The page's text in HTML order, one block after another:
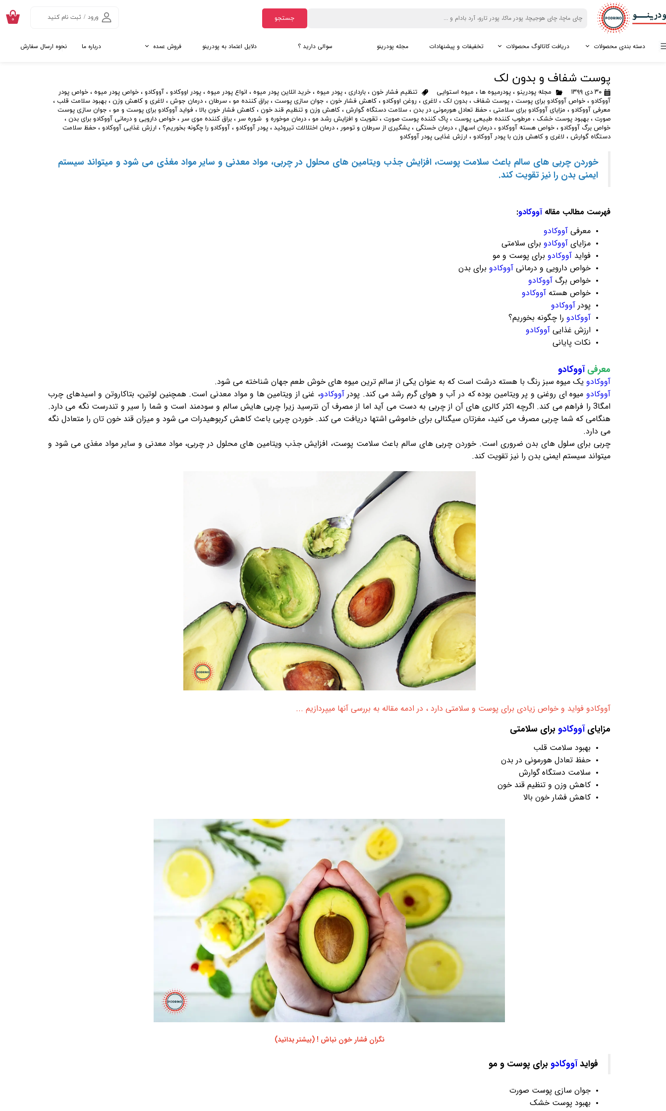
جستجو ورود / ثبت نام کنید
تغییر گذر واژه
خروج از حساب
کاربری
۰
دسته بندی محصولات
درجه امپریال
درجه تشریفاتی
درجه نرمال
شیر آجیل
پودر شیر بادام
پودر شیر پسته
پودر شیر فندق
آرد نارگیل
آرد تخم آفتابگردان
سایر آرد ها
شیرین کننده رژیمی
اریتریتول
زایلیتول
جینسینگ قرمز کره ای
پودر قارچ گانودرما
میوه خشک
بلوبری خشک
کرنبری خشک
پودر آکای بری
کلاژن دریایی ( پپتید ماهی)
پودرهای میوه داخلی
سایر پودر های میوه
پودر میوه های استوایی
پودر آووکادو
پودر پاپایا
نمک صورتی هیمالیا
دریافت کاتالوگ محصولات
دانلود کاتالوگ بری ها
دانلود کاتالوگ اسپیرولینا
دانلود کاتالوگ دانه ها
دانلود کاتالوگ شیرین کننده ها دانلود کاتالوگ نمک ها
تخفیفات و پیشنهادات مجله پودرینو سوالی دارید ؟ دلایل اعتماد به پودرینو فروش عمده
فروش کافه ها
درباره ما نحوه ارسال سفارش
پوست شفاف و بدون لک
۳۰ دی ۱۳۹۹ مجله پودرینو ، پودرمیوه ها ، میوه استوایی تنظیم فشار خون ، بارداری ، پودر میوه ، خرید انلاین پودر میوه ، انواع پودر میوه ، پودر اووکادو ، آووکادو ، خواص پودر میوه ، خواص پودر
آووکادو ، خواص آووکادو برای پوست ، پوست شفاف ، بدون لک ، لاغری ، روغن اووکادو ، کاهش فشار خون ، جوان سازی پوست ، براق کننده مو ، سرطان ، درمان جوش ، لاغری و کاهش وزن ، بهبود سلامت قلب ،
معرفی آووکادو ، مزایای آووکادو برای سلامتی ، حفظ تعادل هورمونی در بدن ، سلامت دستگاه گوارش ، کاهش وزن و تنظیم قند خون ، کاهش فشار خون بالا ، فواید آووکادو برای پوست و مو ، جوان سازی پوست
صورت ، بهبود پوست خشک ، مرطوب کننده طبیعی پوست ، پاک کننده پوست صورت ، تقویت و افزایش رشد مو ، درمان موخوره و شوره سر ، براق کننده موی سر ، خواص دارویی و درمانی آووکادو برای بدن ،
خواص برگ آووکادو ، خواص هسته آووکادو ، درمان اسهال ، درمان خستگی ، یشگیری از سرطان و تومور ، درمان اختلالات تیروئید ، پودر آووکادو ، آووکادو را چگونه بخوریم؟ ، ارزش غذایی آووکادو ، حفظ سلامت
دستگاه گوارش ، لاغری و کاهش وزن با پودر آووکادو ، ارزش غذایی پودر آووکادو
خوردن چربی های سالم باعث سلامت پوست، افزایش جذب ویتامین های محلول در چربی، مواد معدنی و سایر مواد مغذی می شود و میتواند سیستم
ایمنی بدن را نیز تقویت کند.
فهرست مطالب مقالهآووکادو:
معرفی آووکادو
مزایای آووکادو برای سلامتی
فواید آووکادو برای پوست و مو
خواص دارویی و درمانی آووکادو برای بدن
خواص برگ آووکادو
خواص هسته آووکادو
پودر آووکادو
آووکادو را چگونه بخوریم؟
ارزش غذایی آووکادو
نکات پایانی
معرفیآووکادو
آووکادو یک میوه سبز رنگ با هسته درشت است که به عنوان یکی از سالم ترین میوه های خوش طعم جهان شناخته می شود.
آووکادو میوه ای روغنی و پر ویتامین بوده که در آب و هوای گرم رشد می کند. پودرآووکادو، غنی از ویتامین ها و مواد معدنی است. همچنین لوتین، بتاکاروتن و اسیدهای چرب
امگا3 را فراهم می کند. اگرچه اکثر کالری های آن از چربی به دست می آید اما از مصرف آن نترسید زیرا چربی هایش سالم و سودمند است و شما را سیر و تندرست نگه می دارد.
هنگامی که شما چربی مصرف می کنید، مغزتان سیگنالی برای خاموشی اشتها دریافت می کند. خوردن چربی باعث کاهش کربوهیدرات می شود و میزان قند خون تان را متعادل نگه
می دارد.
چربی برای سلول های بدن ضروری است. خوردن چربی های سالم باعث سلامت پوست، افزایش جذب ویتامین های محلول در چربی، مواد معدنی و سایر مواد مغذی می شود و
میتواند سیستم ایمنی بدن را نیز تقویت کند.
آووکادو فواید و خواص زیادی برای پوست و سلامتی دارد ، در ادمه مقاله به بررسی آنها میپردازیم ...
مزایایآووکادو برای سلامتی
بهبود سلامت قلب
حفظ تعادل هورمونی در بدن
سلامت دستگاه گوارش
کاهش وزن و تنظیم قند خون
کاهش فشار خون بالا
نگران فشار خون نباش ! (بیشتر بدانید)
فوایدآووکادو برای پوست و مو
جوان سازی پوست صورت
بهبود پوست خشک